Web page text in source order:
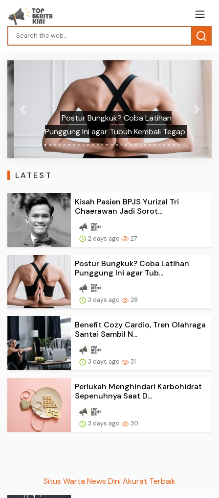
Postur Bungkuk? Coba Latihan
Punggung Ini agar Tubuh Kembali Tegap
Next
LATEST
Kisah Pasien BPJS Yurizal Tri
Chaerawan Jadi Sorot...
2 days ago 27
Postur Bungkuk? Coba Latihan
Punggung Ini agar Tub...
3 days ago 28
Benefit Cozy Cardio, Tren Olahraga
Santai Sambil N...
3 days ago 31
Perlukah Menghindari Karbohidrat
Sepenuhnya Saat D...
3 days ago 30
Situs Warta News Dini Akurat Terbaik